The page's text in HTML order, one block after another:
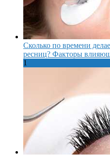
Сколько по времени
ресниц? Факторы
1